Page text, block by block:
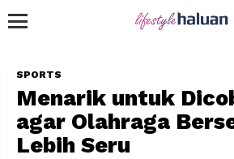
SPORTS
Menarik untuk
agar Olahraga
Lebih Seru